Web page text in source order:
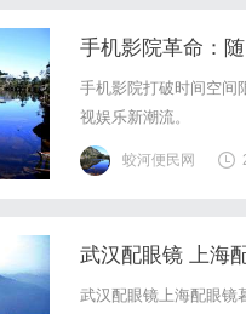
手机影院革命：
手机影院打破时间空间
视娱乐新潮流。
蛟河便民网
武汉配眼镜 上海
武汉配眼镜上海配眼镜